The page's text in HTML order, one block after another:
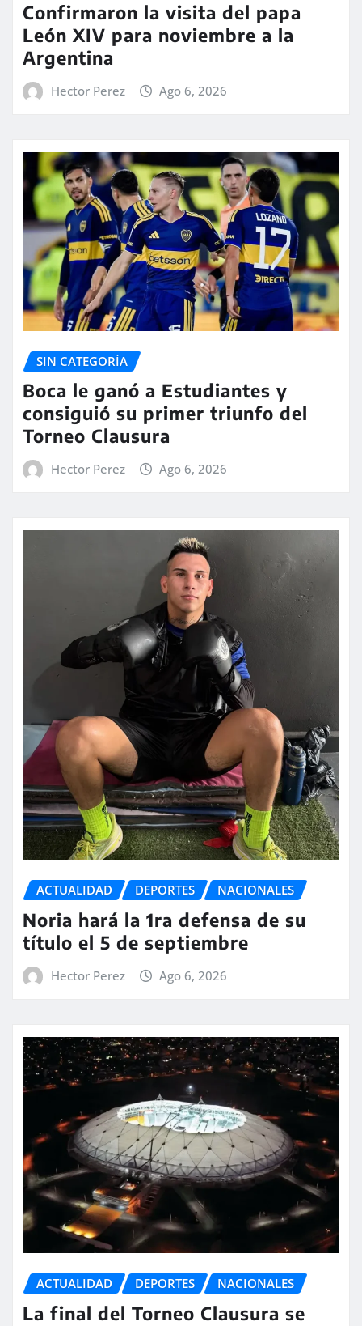
Confirmaron la visita del papa
León XIV para noviembre a la
Argentina
Hector Perez Ago 6, 2026
SIN CATEGORÍA
Boca le ganó a Estudiantes y
consiguió su primer triunfo del
Torneo Clausura
Hector Perez Ago 6, 2026
ACTUALIDAD DEPORTES NACIONALES
Noria hará la 1ra defensa de su
título el 5 de septiembre
Hector Perez Ago 6, 2026
ACTUALIDAD DEPORTES NACIONALES
La final del Torneo Clausura se